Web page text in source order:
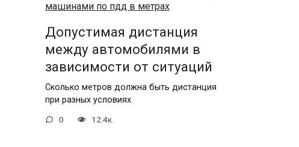
Допустимая дистанция
между автомобилями в
зависимости от ситуаций
Сколько метров должна быть дистанция
при разных условиях
0 12.4к.